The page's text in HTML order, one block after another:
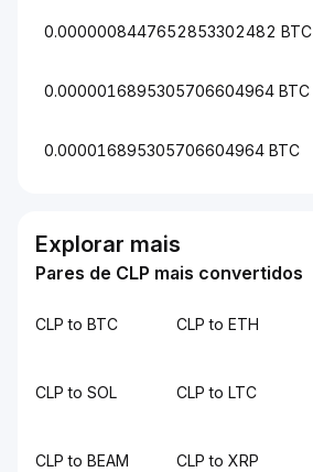
0.0000008447652853302482 BTC
0.0000016895305706604964 BTC
0.000016895305706604964 BTC
Explorar mais
Pares de CLP mais convertidos
CLP to BTC CLP to ETH
CLP to SOL CLP to LTC
CLP to BEAM CLP to XRP